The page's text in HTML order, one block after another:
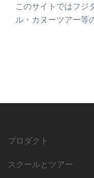
このサイトではフジ
ル・カヌーツアー等
プロダクト
スクールとツアー